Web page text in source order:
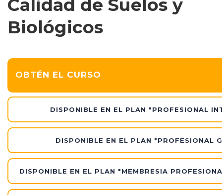
Calidad de Suelos y
Biológicos
OBTÉN EL CURSO
DISPONIBLE EN EL PLAN "PROFESIONAL
DISPONIBLE EN EL PLAN "PROFESIONAL
DISPONIBLE EN EL PLAN "MEMBRESIA